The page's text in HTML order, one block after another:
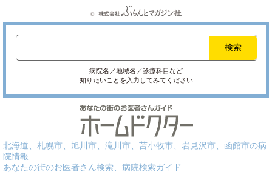
病院名／地域名／診療科目など
知りたいことを入力してみてください
北海道、札幌市、旭川市、滝川市、苫小牧市、岩見沢市、函館市の病
院情報
あなたの街のお医者さん検索、病院検索ガイド